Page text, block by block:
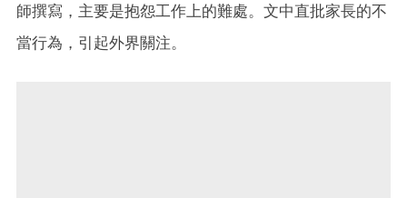
師撰寫，主要是抱怨工作上的難處。文中直批家長的不
當行為，引起外界關注。